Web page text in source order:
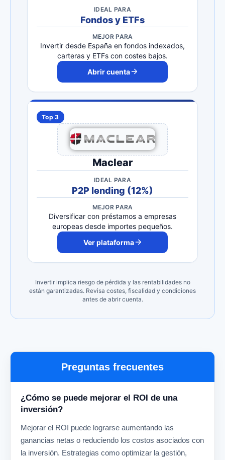
IDEAL PARA
Fondos y ETFs
MEJOR PARA
Invertir desde España en fondos indexados,
carteras y ETFs con costes bajos.
Abrir cuenta
Top 3
Maclear
IDEAL PARA
P2P lending (12%)
MEJOR PARA
Diversificar con préstamos a empresas
europeas desde importes pequeños.
Ver plataforma
Invertir implica riesgo de pérdida y las rentabilidades no
están garantizadas. Revisa costes, fiscalidad y condiciones
antes de abrir cuenta.
Preguntas frecuentes
¿Cómo se puede mejorar el ROI de una
inversión?
Mejorar el ROI puede lograrse aumentando las
ganancias netas o reduciendo los costos asociados con
la inversión. Estrategias como optimizar la gestión,